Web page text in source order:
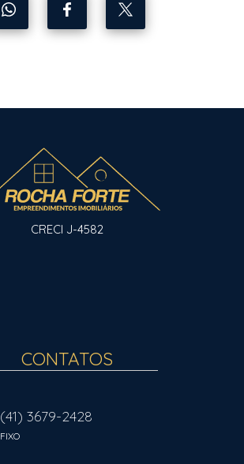
CRECI J-4582
CONTATOS
(41) 3679-2428
FIXO